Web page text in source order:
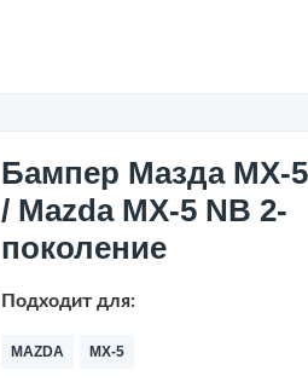
Бампер Мазда МХ-5
/ Mazda MX-5 NB 2-
поколение
Подходит для:
MAZDA MX-5